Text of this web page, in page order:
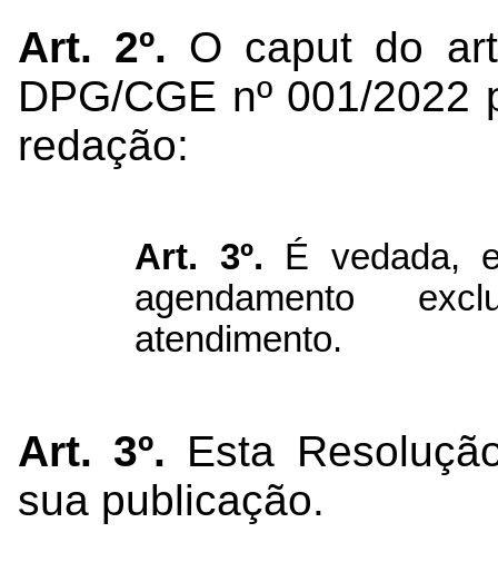
Art. 2º. O caput do
DPG/CGE nº 001/
redação:
Art. 3º. É vedada,
agendamento
atendimento.
Art. 3º. Esta
sua publicação.